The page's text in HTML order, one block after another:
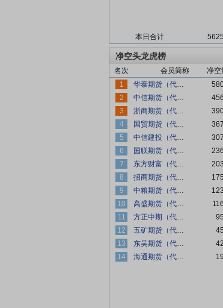
本日合计
净空头龙虎榜
名次 会员简称 净空
1
华泰期货（代客）
2
中信期货（代客）
3
浙商期货（代客）
4
国贸期货（代客）
5
中信建投（代客）
6
国联期货（代客）
7
东方财富（代客）
8
招商期货（代客）
9
中粮期货（代客）
10
高盛期货（代客）
11
方正中期（代客）
12
五矿期货（代客）
13
东吴期货（代客）
14
海通期货（代客）